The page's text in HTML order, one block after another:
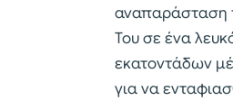
αναπαράσταση
Του σε ένα
εκατοντάδων
για να